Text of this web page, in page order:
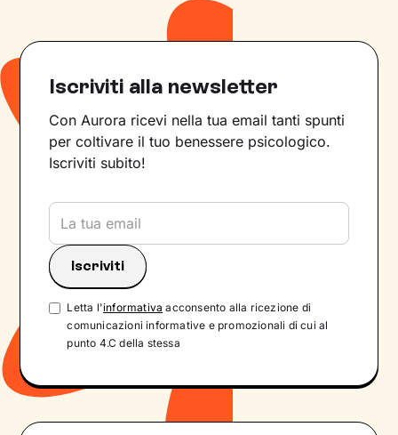
Iscriviti alla newsletter
Con Aurora ricevi nella tua email tanti spunti
per coltivare il tuo benessere psicologico.
Iscriviti subito!
Letta l'informativa acconsento alla ricezione di
comunicazioni informative e promozionali di cui al
punto 4.C della stessa